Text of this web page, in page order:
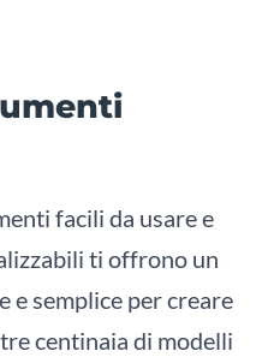
facili da usare e
ti offrono un
e semplice per creare
centinaia di modelli